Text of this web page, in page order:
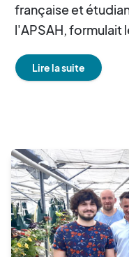
française et
l'APSAH, formulait
Lire la suite